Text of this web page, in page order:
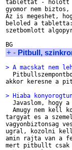
tablettat - holott
gyomor nem
Az is megeshet,
beloled a
szetbomlott
+ - Pitbull,
> A macskat nem
akkor keresne a
> Hiaba
Javaslom, hogy
Amugy nem kell
targyat es a
vagyonbiztonsag
ugral, kozolni
amin rajta van a
mert pitbullt csak